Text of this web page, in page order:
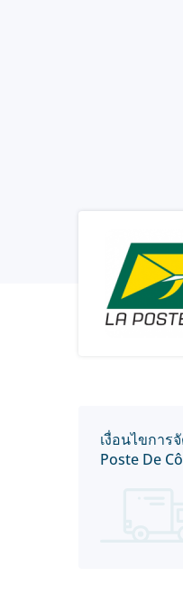
เงื่อนไขการ
Poste De